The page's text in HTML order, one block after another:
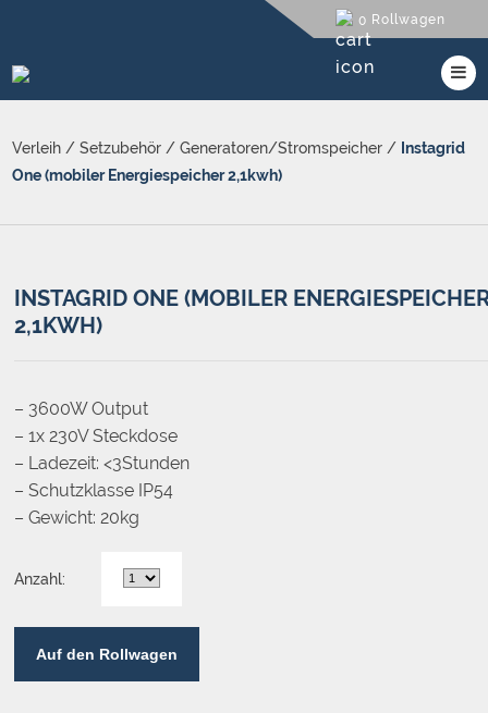
0 Rollwagen
Verleih /Setzubehör /Generatoren/Stromspeicher / Instagrid
One (mobiler Energiespeicher 2,1kwh)
INSTAGRID ONE (MOBILER
2,1KWH)
– 3600W Output
– 1x 230V Steckdose
– Ladezeit: <3Stunden
– Schutzklasse IP54
– Gewicht: 20kg
Anzahl:
Auf den Rollwagen